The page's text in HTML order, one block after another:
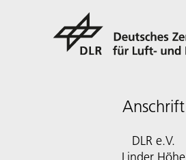
Anschrift
DLR e.V.